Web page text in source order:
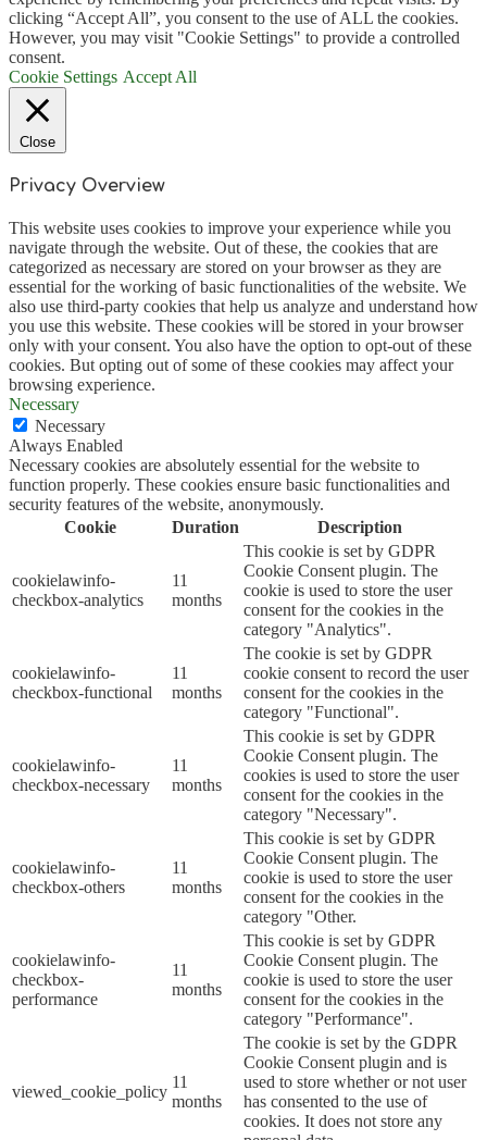
clicking “Accept All”, you consent to the use of ALL the cookies.
However, you may visit "Cookie Settings" to provide a controlled
consent.
Cookie Settings Accept All
Close
Privacy Overview
This website uses cookies to improve your experience while you
navigate through the website. Out of these, the cookies that are
categorized as necessary are stored on your browser as they are
essential for the working of basic functionalities of the website. We
also use third-party cookies that help us analyze and understand how
you use this website. These cookies will be stored in your browser
only with your consent. You also have the option to opt-out of these
cookies. But opting out of some of these cookies may affect your
browsing experience.
Necessary
Necessary
Always Enabled
Necessary cookies are absolutely essential for the website to
function properly. These cookies ensure basic functionalities and
security features of the website, anonymously.
Cookie
Duration Description
cookielawinfo-
checkbox-analytics
11
months
This cookie is set by GDPR
Cookie Consent plugin. The
cookie is used to store the user
consent for the cookies in the
category "Analytics".
cookielawinfo-
checkbox-functional
11
months
The cookie is set by GDPR
cookie consent to record the user
consent for the cookies in the
category "Functional".
cookielawinfo-
checkbox-necessary
11
months
This cookie is set by GDPR
Cookie Consent plugin. The
cookies is used to store the user
consent for the cookies in the
category "Necessary".
cookielawinfo-
checkbox-others
11
months
This cookie is set by GDPR
Cookie Consent plugin. The
cookie is used to store the user
consent for the cookies in the
category "Other.
cookielawinfo-
checkbox-
performance
11
months
This cookie is set by GDPR
Cookie Consent plugin. The
cookie is used to store the user
consent for the cookies in the
category "Performance".
viewed_cookie_policy
11
months
The cookie is set by the GDPR
Cookie Consent plugin and is
used to store whether or not user
has consented to the use of
cookies. It does not store any